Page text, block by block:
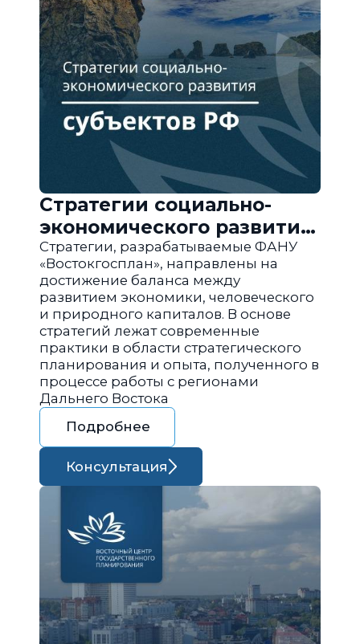
Стратегии социально-
экономического развития
субъектов РФ
Стратегии, разрабатываемые ФАНУ
«Востокгосплан», направлены на
достижение баланса между
развитием экономики, человеческого
и природного капиталов. В основе
стратегий лежат современные
практики в области стратегического
планирования и опыта, полученного в
процессе работы с регионами
Дальнего Востока
Подробнее
Консультация